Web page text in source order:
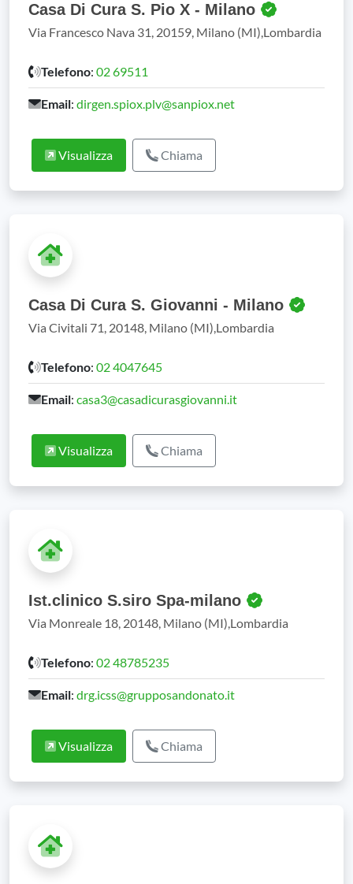
Casa Di Cura S. Pio X - Milano
Via Francesco Nava 31, 20159, Milano (MI),Lombardia
Telefono: 02 69511
Email: dirgen.spiox.plv@sanpiox.net
Visualizza Chiama
Casa Di Cura S. Giovanni - Milano
Via Civitali 71, 20148, Milano (MI),Lombardia
Telefono: 02 4047645
Email: casa3@casadicurasgiovanni.it
Visualizza Chiama
Ist.clinico S.siro Spa-milano
Via Monreale 18, 20148, Milano (MI),Lombardia
Telefono: 02 48785235
Email: drg.icss@grupposandonato.it
Visualizza Chiama